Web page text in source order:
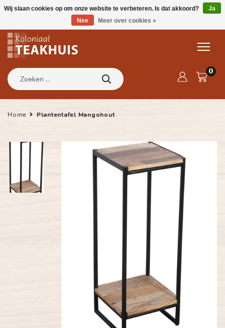
0
Home Plantentafel Mangohout
Wij slaan cookies op om onze website te verbeteren. Is dat akkoord?
Ja
Nee
Meer over cookies »